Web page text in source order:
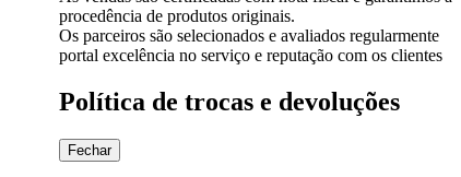
procedência de produtos originais.
Os parceiros são selecionados e avaliados regularmente
portal excelência no serviço e reputação com os clientes
Política de trocas e devoluções
Fechar